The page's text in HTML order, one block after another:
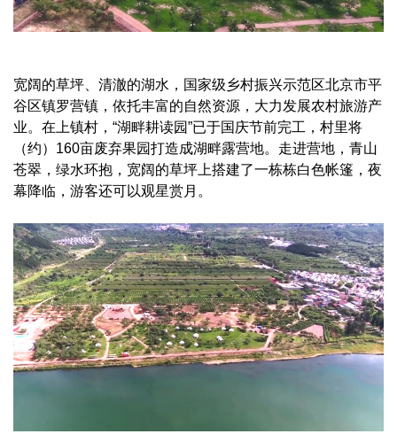
宽阔的草坪、清澈的湖水，国家级乡村振兴示范区北京市平
谷区镇罗营镇，依托丰富的自然资源，大力发展农村旅游产
业。在上镇村，“湖畔耕读园”已于国庆节前完工，村里将
（约）160亩废弃果园打造成湖畔露营地。走进营地，青山
苍翠，绿水环抱，宽阔的草坪上搭建了一栋栋白色帐篷，夜
幕降临，游客还可以观星赏月。